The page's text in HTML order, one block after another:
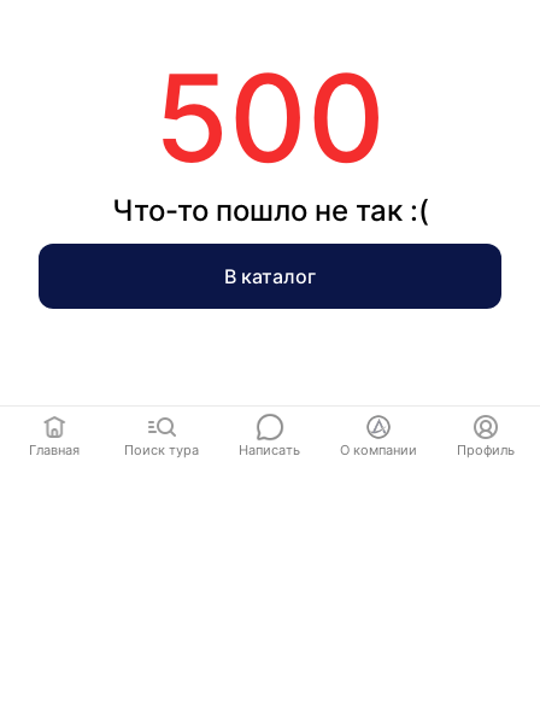
500
Что-то пошло не так :(
В каталог
Главная Поиск тура Написать О компании Профиль